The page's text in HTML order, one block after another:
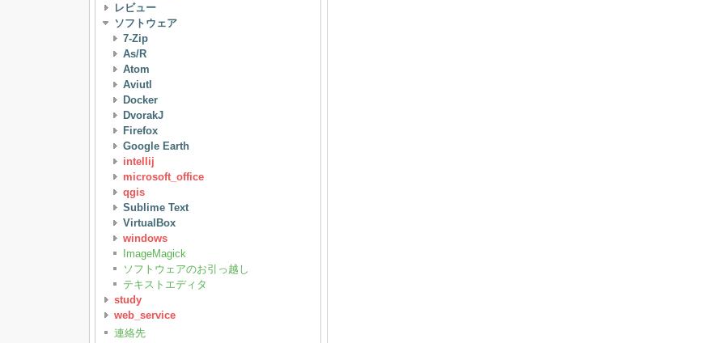
レビュー
ソフトウェア
7-Zip
As/R
Atom
Aviutl
Docker
DvorakJ
Firefox
Google Earth
intellij
microsoft_office
qgis
Sublime Text
VirtualBox
windows
ImageMagick
ソフトウェアのお引っ越し
テキストエディタ
study
web_service
連絡先